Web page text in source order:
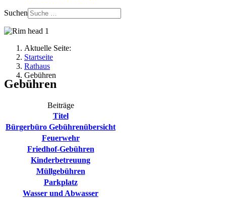
Suchen
Aktuelle Seite:
Startseite
Rathaus
Gebühren
Gebühren
Beiträge
Titel
Bürgerbüro Gebührenübersicht
Feuerwehr
Friedhof-Gebühren
Kinderbetreuung
Müllgebühren
Parkplatz
Wasser und Abwasser